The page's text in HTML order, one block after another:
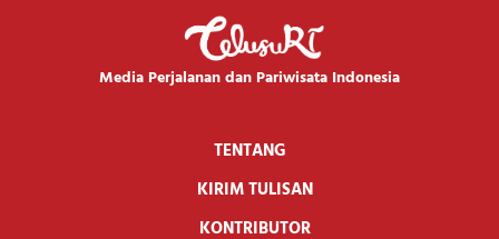
Media Perjalanan dan Pariwisata Indonesia
TENTANG
KIRIM TULISAN
KONTRIBUTOR